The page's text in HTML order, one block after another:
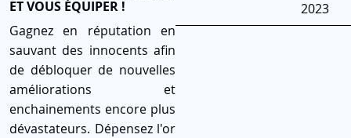
ET VOUS ÉQUIPER !
Gagnez en réputation en
sauvant des innocents afin
de débloquer de nouvelles
améliorations et
enchainements encore plus
dévastateurs. Dépensez l'or
2023